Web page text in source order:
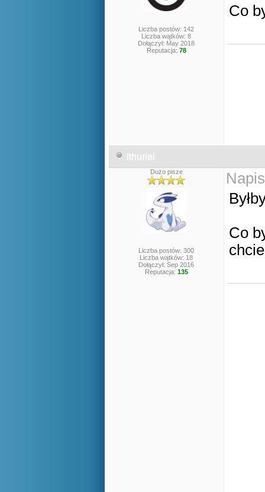
Liczba postów: 142
Liczba wątków: 8
Dołączył: May 2018
Reputacja: 78
Co
Ithuriel
Dużo pisze
Liczba postów: 300
Liczba wątków: 18
Dołączył: Sep 2016
Reputacja: 135
Co